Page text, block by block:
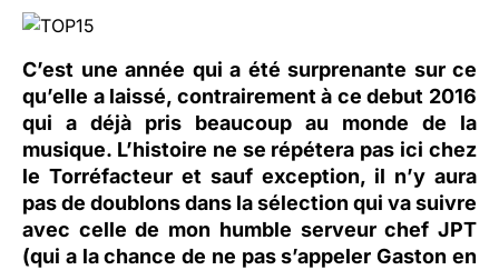
C’est une année qui a été surprenante sur ce
qu’elle a laissé, contrairement à ce debut 2016
qui a déjà pris beaucoup au monde de la
musique. L’histoire ne se répétera pas ici chez
le Torréfacteur et sauf exception, il n’y aura
pas de doublons dans la sélection qui va suivre
avec celle de mon humble serveur chef JPT
(qui a la chance de ne pas s’appeler Gaston en